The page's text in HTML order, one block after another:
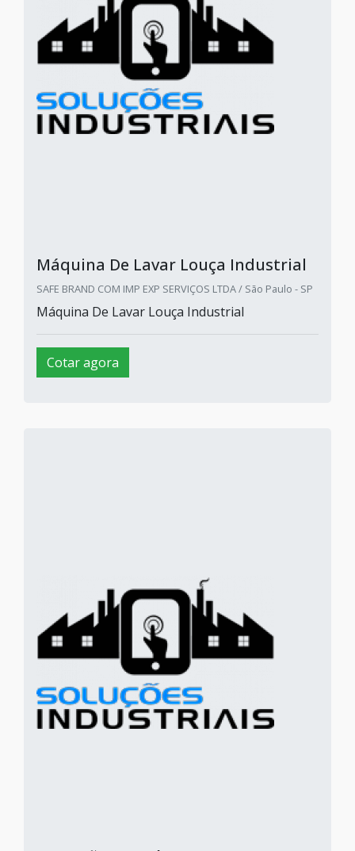
Máquina De Lavar Louça Industrial
SAFE BRAND COM IMP EXP SERVIÇOS LTDA / São Paulo - SP
Máquina De Lavar Louça Industrial
Cotar agora